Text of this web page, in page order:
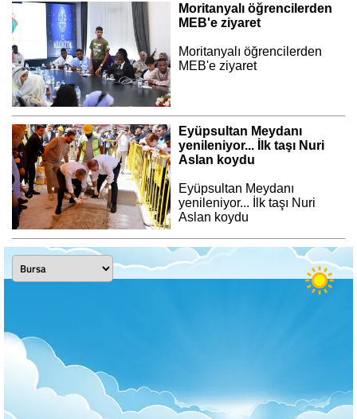
Moritanyalı öğrencilerden
MEB'e ziyaret
Moritanyalı öğrencilerden
MEB'e ziyaret
Eyüpsultan Meydanı
yenileniyor... İlk taşı Nuri
Aslan koydu
Eyüpsultan Meydanı
yenileniyor... İlk taşı Nuri
Aslan koydu